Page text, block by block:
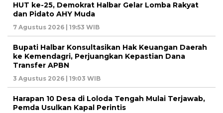
HUT ke-25, Demokrat Halbar Gelar Lomba Rakyat
dan Pidato AHY Muda
7 Agustus 2026 | 19:53 WIB
Bupati Halbar Konsultasikan Hak Keuangan Daerah
ke Kemendagri, Perjuangkan Kepastian Dana
Transfer APBN
3 Agustus 2026 | 19:03 WIB
Harapan 10 Desa di Loloda Tengah Mulai Terjawab,
Pemda Usulkan Kapal Perintis